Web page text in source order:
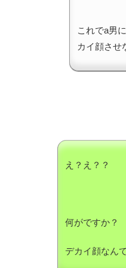
これでa男
カイ顔させ
え？え？？
何がですか？
デカイ顔なん